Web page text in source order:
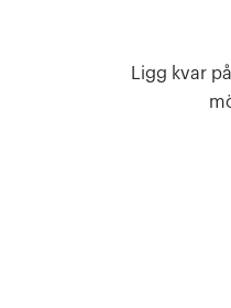
Ligg kvar